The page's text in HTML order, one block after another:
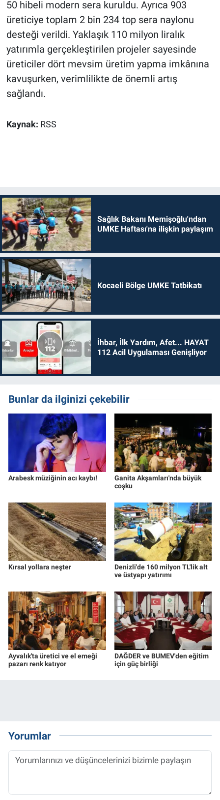
50 hibeli modern sera kuruldu. Ayrıca 903
üreticiye toplam 2 bin 234 top sera naylonu
desteği verildi. Yaklaşık 110 milyon liralık
yatırımla gerçekleştirilen projeler sayesinde
üreticiler dört mevsim üretim yapma imkânına
kavuşurken, verimlilikte de önemli artış
sağlandı.
Kaynak: RSS
Sağlık Bakanı Memişoğlu'ndan
UMKE Haftası'na ilişkin paylaşım
Kocaeli Bölge UMKE Tatbikatı
İhbar, İlk Yardım, Afet... HAYAT
112 Acil Uygulaması Genişliyor
Bunlar da ilginizi çekebilir
Arabesk müziğinin acı kaybı!
Ganita Akşamları'nda büyük
coşku
Kırsal yollara neşter
Denizli'de 160 milyon TL'lik alt
ve üstyapı yatırımı
Ayvalık'ta üretici ve el emeği
pazarı renk katıyor
DAĞDER ve BUMEV'den eğitim
için güç birliği
Yorumlar